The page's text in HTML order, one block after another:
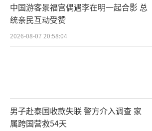
中国游客景福宫偶遇李在明一起合影 总
统亲民互动受赞
2026-08-07 20:58:04
男子赴泰国收款失联 警方介入调查 家
属跨国营救54天